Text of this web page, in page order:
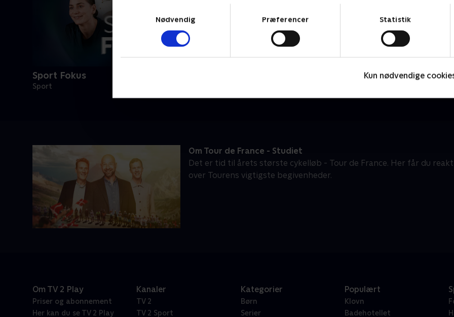
Nødvendig
Præferencer Statistik
Kun nødvendige
Sport Fokus
Sport
Om Tour de France - Studiet
Det er tid til årets største cykelløb - Tour de France. Her får du
over Tourens vigtigste begivenheder.
Om TV 2 Play
Priser og abonnement
Her kan du se TV 2 Play
Kanaler
TV 2
TV 2 Sport
Kategorier
Børn
Serier
Populært
Klovn
Badehotellet